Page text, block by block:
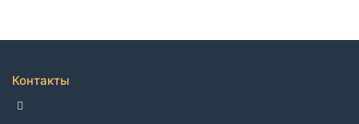
Контакты